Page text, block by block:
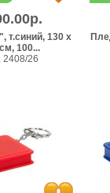
т.синий, 130 х
100...
2408/26